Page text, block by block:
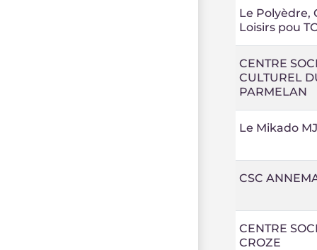
Le Polyèdre,
Loisirs pou
CENTRE
CULTUREL
PARMELAN
Le Mikado
CSC
CENTRE
CROZE